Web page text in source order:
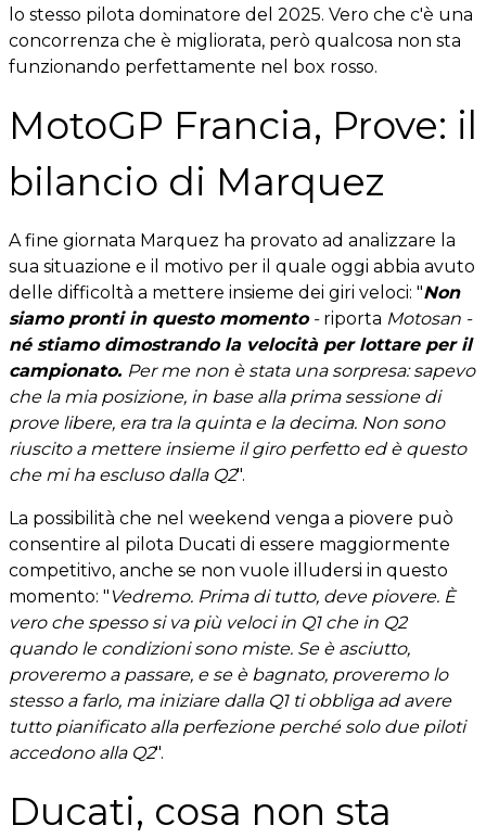
lo stesso pilota dominatore del 2025. Vero che c'è una
concorrenza che è migliorata, però qualcosa non sta
funzionando perfettamente nel box rosso.
MotoGP Francia, Prove: il
bilancio di Marquez
A fine giornata Marquez ha provato ad analizzare la
sua situazione e il motivo per il quale oggi abbia avuto
delle difficoltà a mettere insieme dei giri veloci: "Non
siamo pronti in questo momento- riporta Motosan -
né stiamo dimostrando la velocità per lottare per il
campionato. Per me non è stata una sorpresa: sapevo
che la mia posizione, in base alla prima sessione di
prove libere, era tra la quinta e la decima. Non sono
riuscito a mettere insieme il giro perfetto ed è questo
che mi ha escluso dalla Q2".
La possibilità che nel weekend venga a piovere può
consentire al pilota Ducati di essere maggiormente
competitivo, anche se non vuole illudersi in questo
momento: " Vedremo. Prima di tutto, deve piovere. È
vero che spesso si va più veloci in Q1 che in Q2
quando le condizioni sono miste. Se è asciutto,
proveremo a passare, e se è bagnato, proveremo lo
stesso a farlo, ma iniziare dalla Q1 ti obbliga ad avere
tutto pianificato alla perfezione perché solo due piloti
accedono alla Q2".
Ducati, cosa non sta